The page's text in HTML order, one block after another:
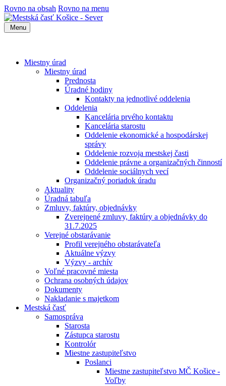
Rovno na obsah Rovno na menu
Menu
Miestny úrad
Miestny úrad
Prednosta
Úradné hodiny
Kontakty na jednotlivé oddelenia
Oddelenia
Kancelária prvého kontaktu
Kancelária starostu
Oddelenie ekonomické a hospodárskej
správy
Oddelenie rozvoja mestskej časti
Oddelenie právne a organizačných činností
Oddelenie sociálnych vecí
Organizačný poriadok úradu
Aktuality
Úradná tabuľa
Zmluvy, faktúry, objednávky
Zverejnené zmluvy, faktúry a objednávky do
31.7.2025
Verejné obstarávanie
Profil verejného obstarávateľa
Aktuálne výzvy
Výzvy - archív
Voľné pracovné miesta
Ochrana osobných údajov
Dokumenty
Nakladanie s majetkom
Mestská časť
Samospráva
Starosta
Zástupca starostu
Kontrolór
Miestne zastupiteľstvo
Poslanci
Miestne zastupiteľstvo MČ Košice -
Voľby